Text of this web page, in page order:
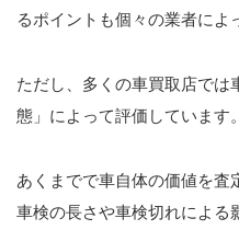
るポイントも個々の業者によ
ただし、多くの車買取店で
態」によって評価しています。
あくまでで車自体の価値を査
車検の長さや車検切れによる